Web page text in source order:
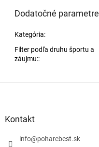
Dodatočné parametre
Kategória:
Filter podľa druhu športu a
záujmu::
Kontakt
info@poharebest.sk